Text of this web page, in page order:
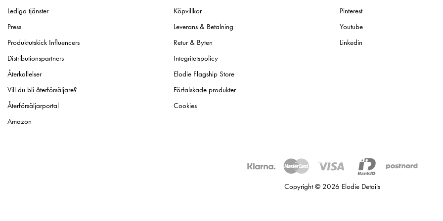
Lediga tjänster
Press
Produktutskick Influencers
Distributionspartners
Återkallelser
Vill du bli återförsäljare?
Återförsäljarportal
Amazon
Köpvillkor
Leverans & Betalning
Retur & Byten
Integritetspolicy
Elodie Flagship Store
Förfalskade produkter
Cookies
Pinterest
Youtube
Linkedin
Copyright © 2026 Elodie Details